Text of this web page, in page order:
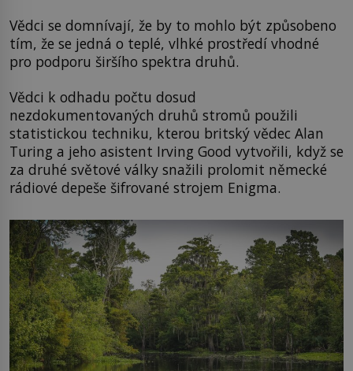
Vědci se domnívají, že by to mohlo být způsobeno
tím, že se jedná o teplé, vlhké prostředí vhodné
pro podporu širšího spektra druhů.
Vědci k odhadu počtu dosud
nezdokumentovaných druhů stromů použili
statistickou techniku, kterou britský vědec Alan
Turing a jeho asistent Irving Good vytvořili, když se
za druhé světové války snažili prolomit německé
rádiové depeše šifrované strojem Enigma.